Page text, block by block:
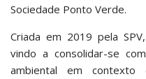
Sociedade Ponto Verde.
Criada em 2019 pela
vindo a consolidar-se
ambiental em